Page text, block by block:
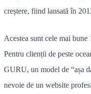
creștere, fiind lansată în
Acestea sunt cele mai
Pentru clienții de peste
GURU, un model de “așa
nevoie de un website